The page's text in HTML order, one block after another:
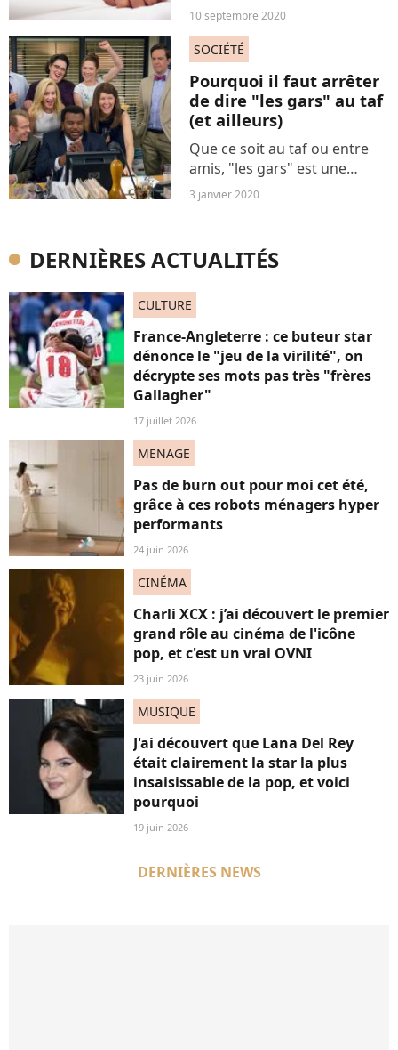
ressemblent pas. Cette fois,
zoom sur l'aigle déployé,
sorte de missionnaire
acrobatique pratiqué jambes
écartées qui intensifie...
10 septembre 2020
SOCIÉTÉ
Pourquoi il faut arrêter
de dire "les gars" au taf
(et ailleurs)
Que ce soit au taf ou entre
amis, "les gars" est une
expression qui revient autant
qu'une (très) mauvaise
l'assistance à laquelle on
s'adresse est en partie...
3 janvier 2020
DERNIÈRES ACTUALITÉS
CULTURE
France-Angleterre : ce buteur star
dénonce le "jeu de la virilité", on
décrypte ses mots pas très "frères
Gallagher"
17 juillet 2026
MENAGE
Pas de burn out pour moi cet été,
grâce à ces robots ménagers hyper
performants
24 juin 2026
CINÉMA
Charli XCX : j’ai découvert le premier
grand rôle au cinéma de l'icône
pop, et c'est un vrai OVNI
23 juin 2026
MUSIQUE
J'ai découvert que Lana Del Rey
était clairement la star la plus
insaisissable de la pop, et voici
pourquoi
19 juin 2026
DERNIÈRES NEWS